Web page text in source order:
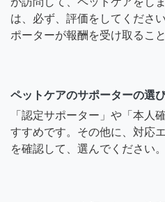
は、必ず、評価をしてくださ
ポーターが報酬を受け取るこ
ペットケアのサポーターの選
「認定サポーター」や「本人
すすめです。その他に、対応
を確認して、選んでください。